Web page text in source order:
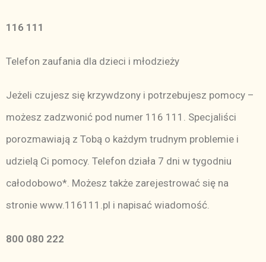
116 111
Telefon zaufania dla dzieci i młodzieży
Jeżeli czujesz się krzywdzony i potrzebujesz pomocy –
możesz zadzwonić pod numer 116 111. Specjaliści
porozmawiają z Tobą o każdym trudnym problemie i
udzielą Ci pomocy. Telefon działa 7 dni w tygodniu
całodobowo*. Możesz także zarejestrować się na
stronie www.116111.pl i napisać wiadomość.
800 080 222